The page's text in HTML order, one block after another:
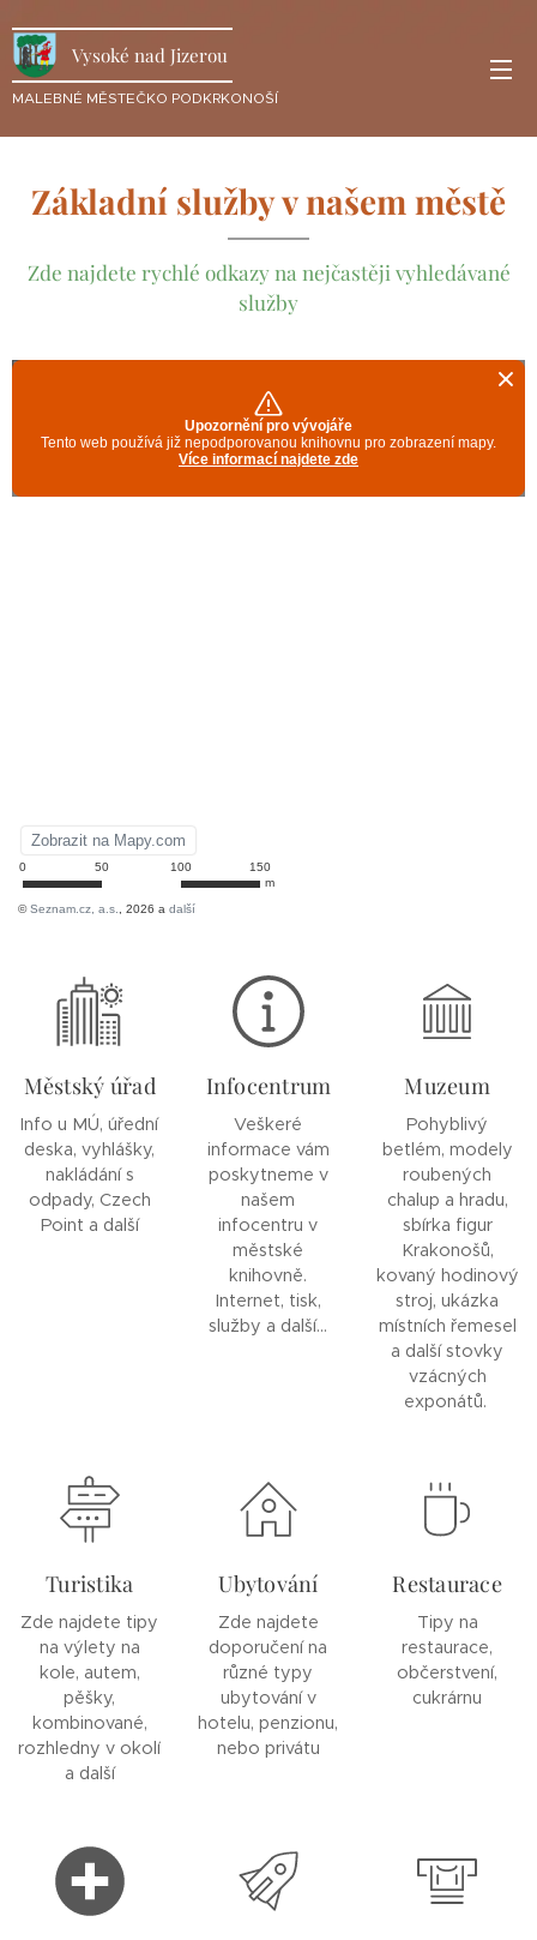
Vysoké nad Jizerou
MALEBNÉ MĚSTEČKO PODKRKONOŠÍ
Základní služby v našem městě
Zde najdete rychlé odkazy na nejčastěji vyhledávané
služby
Městský úřad
Info u MÚ, úřední
deska, vyhlášky,
nakládání s
odpady, Czech
Point a další
Infocentrum
Veškeré
informace vám
poskytneme v
našem
infocentru v
městské
knihovně.
Internet, tisk,
služby a další...
Muzeum
Pohyblivý
betlém, modely
roubených
chalup a hradu,
sbírka figur
Krakonošů,
kovaný hodinový
stroj, ukázka
místních řemesel
a další stovky
vzácných
exponátů.
Turistika
Zde najdete tipy
na výlety na
kole, autem,
pěšky,
kombinované,
rozhledny v okolí
a další
Ubytování
Zde najdete
doporučení na
různé typy
ubytování v
hotelu, penzionu,
nebo privátu
Restaurace
Tipy na
restaurace,
občerstvení,
cukrárnu